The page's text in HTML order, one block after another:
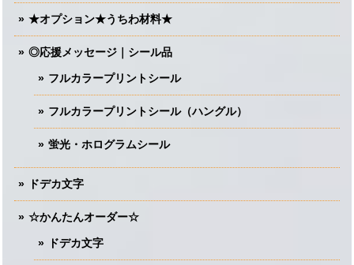
★オプション★うちわ材料★
◎応援メッセージ｜シール品
フルカラープリントシール
フルカラープリントシール（ハングル）
蛍光・ホログラムシール
ドデカ文字
☆かんたんオーダー☆
ドデカ文字